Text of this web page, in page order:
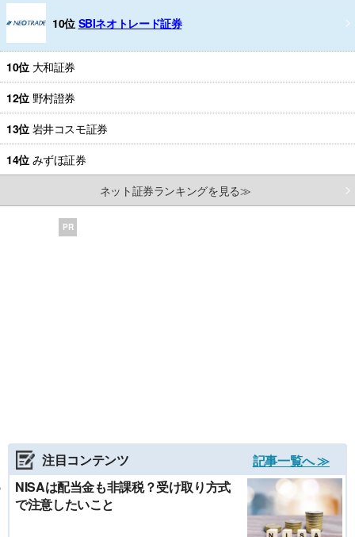
10位 SBIネオトレード証券
10位 大和証券
12位 野村證券
13位 岩井コスモ証券
14位 みずほ証券
ネット証券ランキングを見る≫
PR
注目コンテンツ
記事一覧へ ≫
NISAは配当金も非課税？受け取り方式
で注意したいこと